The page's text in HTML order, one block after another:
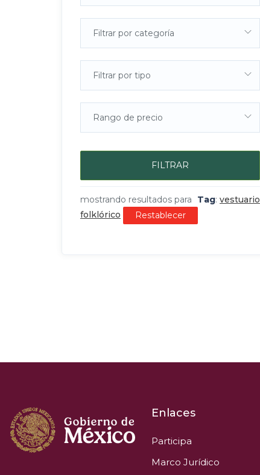
Filtrar por categoría
Filtrar por tipo
Rango de precio
FILTRAR
mostrando resultados para Tag: vestuario
folklórico
Restablecer
Enlaces
Participa
Marco Jurídico